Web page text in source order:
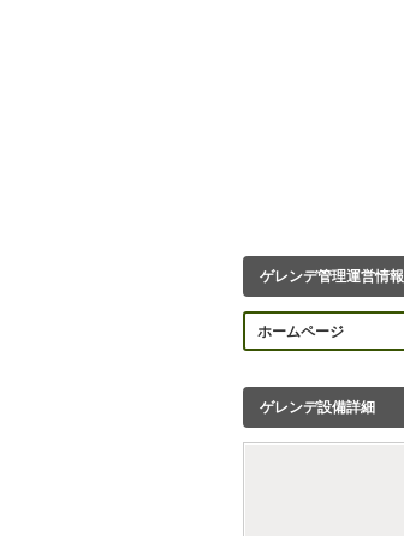
ゲレンデ管理運営情報
ホームページ
ゲレンデ設備詳細